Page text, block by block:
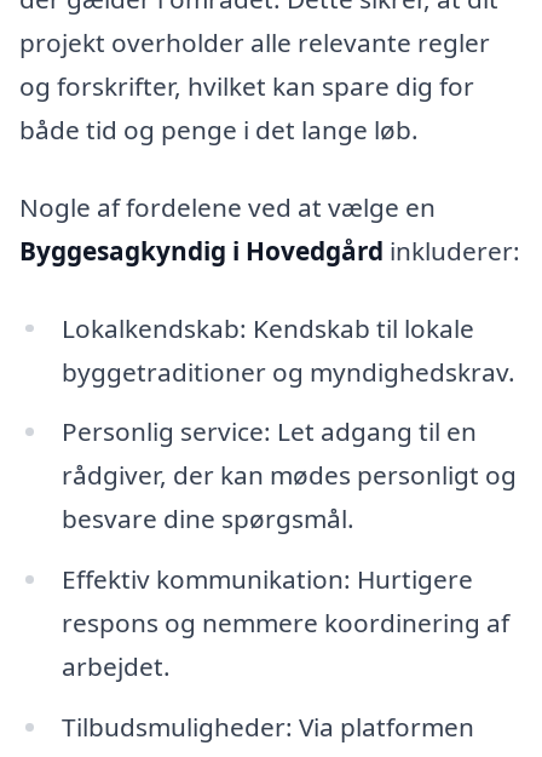
projekt overholder alle relevante regler
og forskrifter, hvilket kan spare dig for
både tid og penge i det lange løb.
Nogle af fordelene ved at vælge en
Byggesagkyndig i Hovedgård inkluderer:
Lokalkendskab: Kendskab til lokale
byggetraditioner og myndighedskrav.
Personlig service: Let adgang til en
rådgiver, der kan mødes personligt og
besvare dine spørgsmål.
Effektiv kommunikation: Hurtigere
respons og nemmere koordinering af
arbejdet.
Tilbudsmuligheder: Via platformen